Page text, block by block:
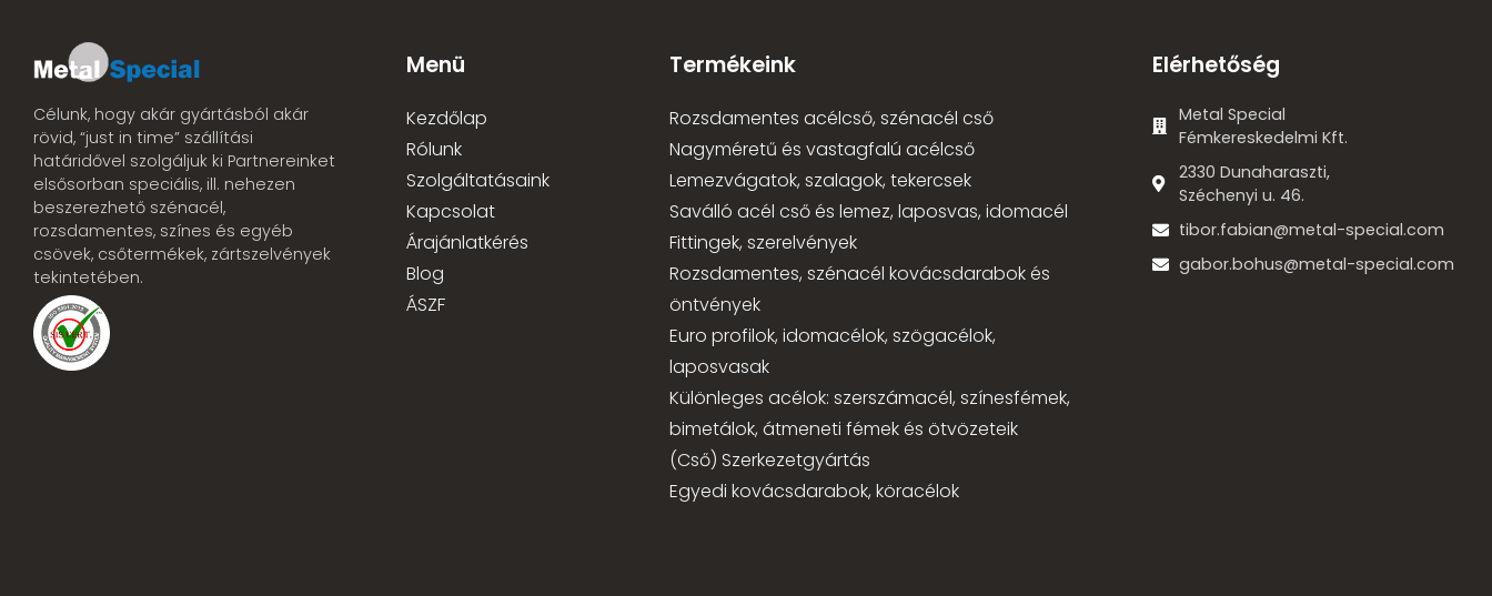
Célunk, hogy akár gyártásból akár
rövid, “just in time” szállítási
határidővel szolgáljuk ki Partnereinket
elsősorban speciális, ill. nehezen
beszerezhető szénacél,
rozsdamentes, színes és egyéb
csövek, csőtermékek, zártszelvények
tekintetében.
Menü
Kezdőlap
Rólunk
Szolgáltatásaink
Kapcsolat
Árajánlatkérés
Blog
ÁSZF
Termékeink
Rozsdamentes acélcső, szénacél cső
Nagyméretű és vastagfalú acélcső
Lemezvágatok, szalagok, tekercsek
Saválló acél cső és lemez, laposvas, idomacél
Fittingek, szerelvények
Rozsdamentes, szénacél kovácsdarabok és
öntvények
Euro profilok, idomacélok, szögacélok,
laposvasak
Különleges acélok: szerszámacél, színesfémek,
bimetálok, átmeneti fémek és ötvözeteik
(Cső) Szerkezetgyártás
Egyedi kovácsdarabok, köracélok
Elérhetőség
Metal Special
Fémkereskedelmi Kft.
2330 Dunaharaszti,
Széchenyi u. 46.
tibor.fabian@metal-special.com
gabor.bohus@metal-special.com